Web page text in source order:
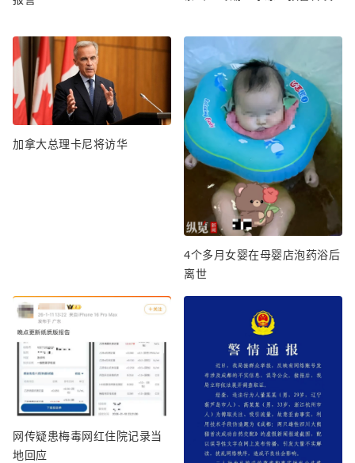
加拿大总理卡尼将访华
4个多月女婴在母婴店泡药浴后
离世
网传疑患梅毒网红住院记录当
地回应